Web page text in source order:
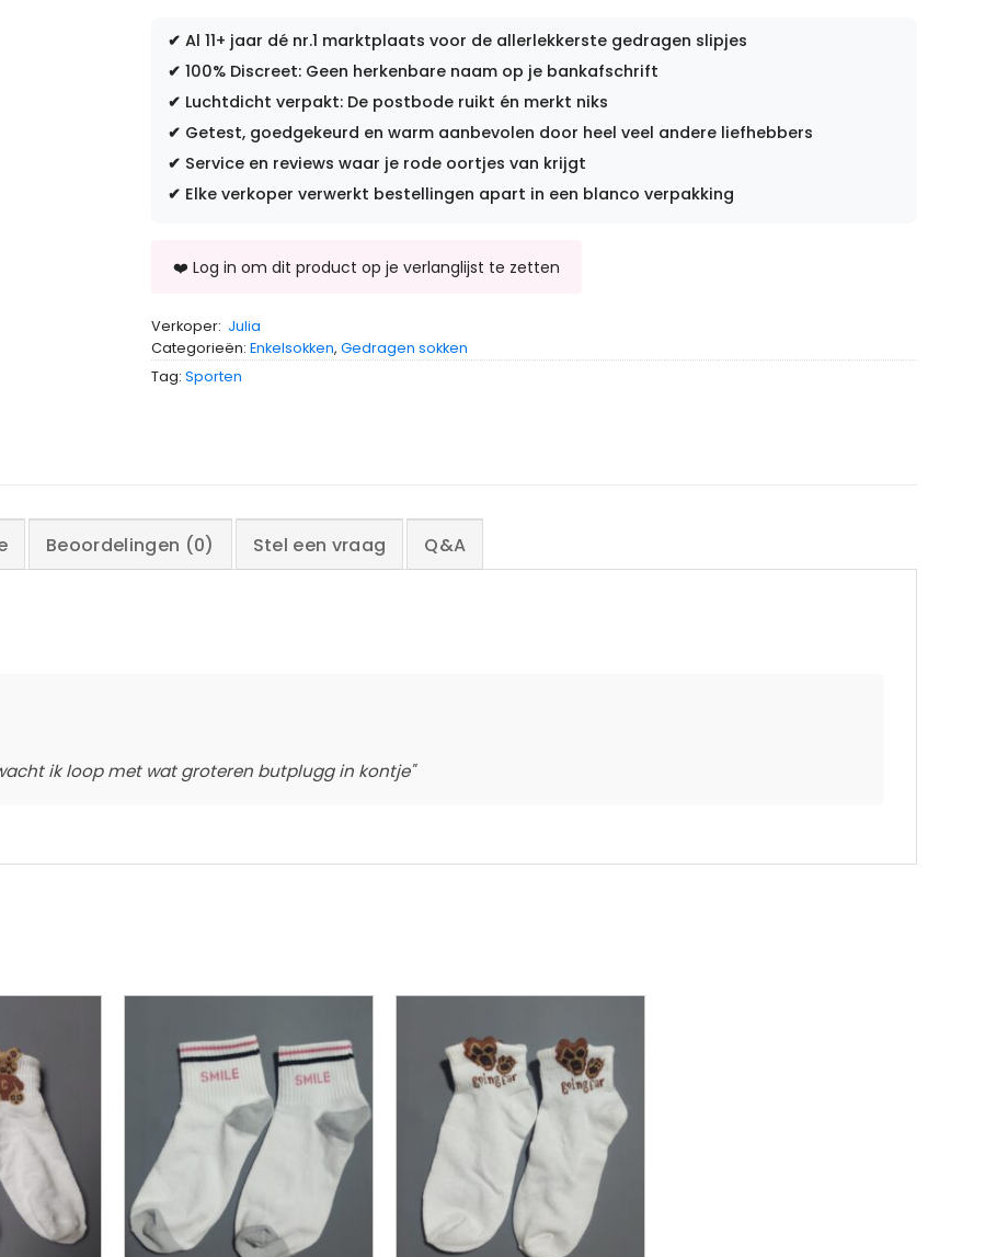
✔ Al 11+ jaar dé nr.1 marktplaats voor de allerlekkerste gedragen slipjes
✔ 100% Discreet: Geen herkenbare naam op je bankafschrift
✔ Luchtdicht verpakt: De postbode ruikt én merkt niks
✔ Getest, goedgekeurd en warm aanbevolen door heel veel andere liefhebbers
✔ Service en reviews waar je rode oortjes van krijgt
✔ Elke verkoper verwerkt bestellingen apart in een blanco verpakking
Verkoper: Julia
Categorieën: Enkelsokken, Gedragen sokken
Tag: Sporten
Beoordelingen (0) Stel een vraag Q&A
ik loop met wat groteren butplugg in kontje"